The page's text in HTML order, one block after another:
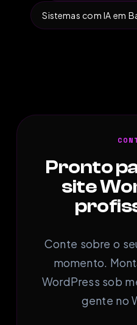
Sistemas com IA em
Pronto
site
Conte sobre o
momento.
WordPress sob
gente no